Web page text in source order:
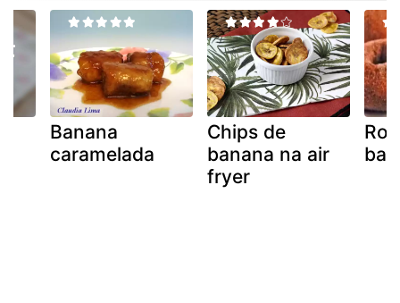
Banana
caramelada
Chips de
banana na air
fryer